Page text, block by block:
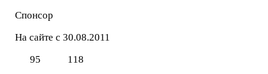
Спонсор
На сайте с 30.08.2011
95
118